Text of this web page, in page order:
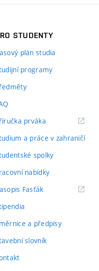
STUDENTY
plán studia
programy
prváka(externí
a práce v zahraničí
spolky
nabídky
Fasťák(externí
a předpisy
slovník